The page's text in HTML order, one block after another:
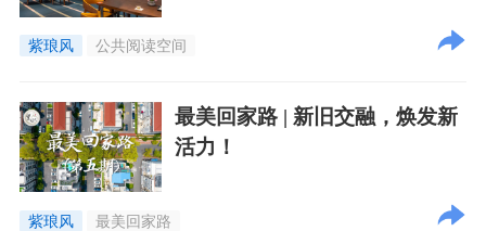
紫琅风 公共阅读空间
最美回家路 | 新旧交融，焕发新
活力！
紫琅风 最美回家路